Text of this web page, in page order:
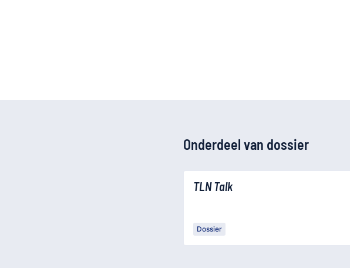
Onderdeel van dossier
TLN Talk
Dossier